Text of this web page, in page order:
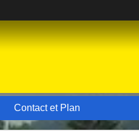
Contact et Plan